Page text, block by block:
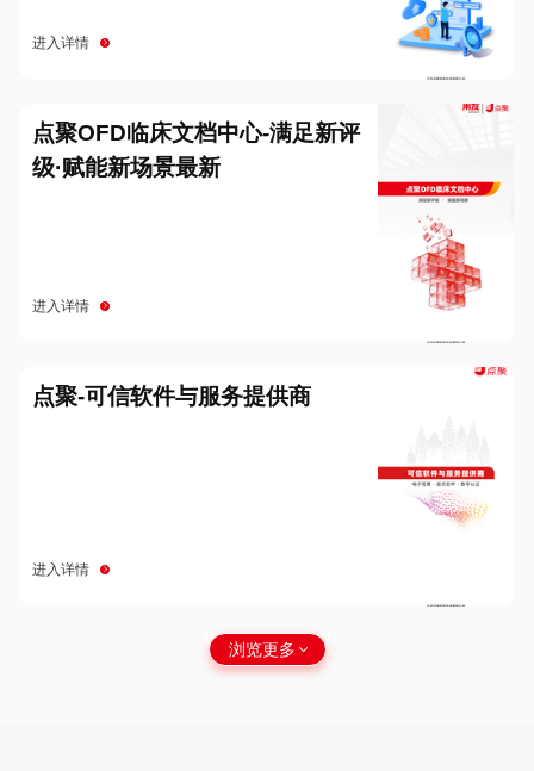
进入详情
点聚OFD临床文档中心-满足新评
级·赋能新场景最新
进入详情
点聚-可信软件与服务提供商
进入详情
浏览更多